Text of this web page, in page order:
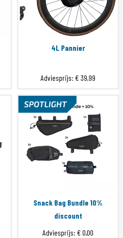
4L Pannier
Adviesprijs: € 39,99
Snack Bag Bundle 10%
discount
Adviesprijs: € 0,00